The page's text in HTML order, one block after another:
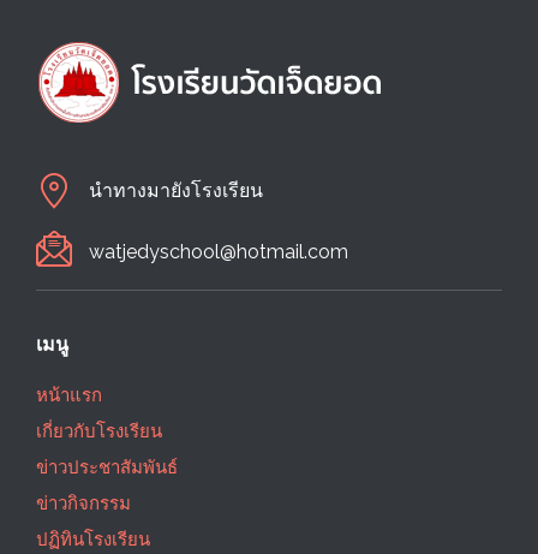
นำทางมายังโรงเรียน
watjedyschool@hotmail.com
เมนู
หน้าแรก
เกี่ยวกับโรงเรียน
ข่าวประชาสัมพันธ์
ข่าวกิจกรรม
ปฏิทินโรงเรียน